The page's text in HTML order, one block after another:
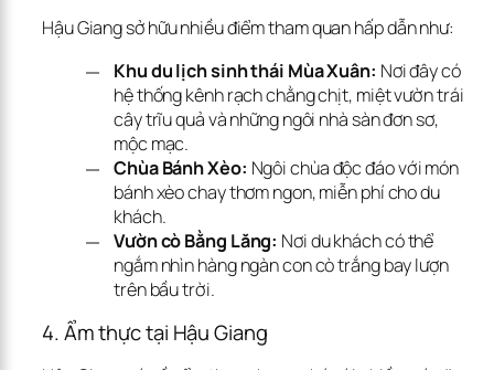
Hậu Giang sở hữu nhiều điểm tham quan hấp dẫn như:
Khu du lịch sinh thái Mùa Xuân: Nơi đây có
hệ thống kênh rạch chằng chịt, miệt vườn trái
cây trĩu quả và những ngôi nhà sàn đơn sơ,
mộc mạc.
Chùa Bánh Xèo: Ngôi chùa độc đáo với món
bánh xèo chay thơm ngon, miễn phí cho du
khách.
Vườn cò Bằng Lăng: Nơi du khách có thể
ngắm nhìn hàng ngàn con cò trắng bay lượn
trên bầu trời.
4. Ẩm thực tại Hậu Giang